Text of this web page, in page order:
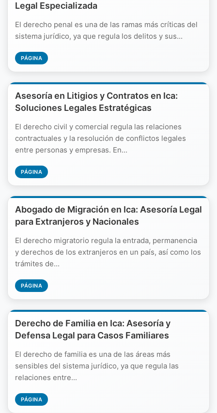
Legal Especializada
El derecho penal es una de las ramas más críticas del
sistema jurídico, ya que regula los delitos y sus...
PÁGINA
Asesoría en Litigios y Contratos en Ica:
Soluciones Legales Estratégicas
El derecho civil y comercial regula las relaciones
contractuales y la resolución de conflictos legales
entre personas y empresas. En...
PÁGINA
Abogado de Migración en Ica: Asesoría Legal
para Extranjeros y Nacionales
El derecho migratorio regula la entrada, permanencia
y derechos de los extranjeros en un país, así como los
trámites de...
PÁGINA
Derecho de Familia en Ica: Asesoría y
Defensa Legal para Casos Familiares
El derecho de familia es una de las áreas más
sensibles del sistema jurídico, ya que regula las
relaciones entre...
PÁGINA